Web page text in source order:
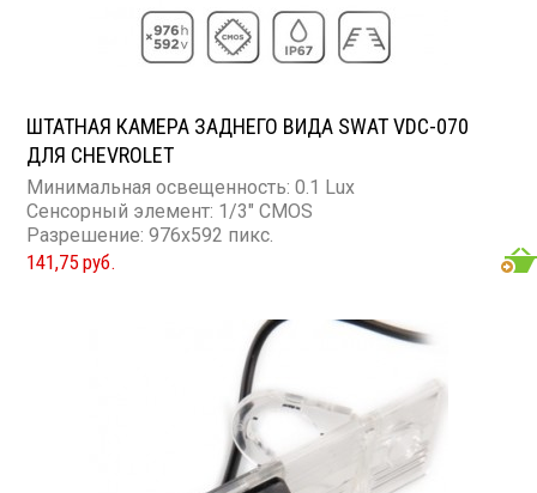
ШТАТНАЯ КАМЕРА ЗАДНЕГО ВИДА SWAT VDC-070
ДЛЯ CHEVROLET
Минимальная освещенность: 0.1 Lux
Сенсорный элемент: 1/3" CMOS
Разрешение: 976x592 пикс.
141,75 руб.